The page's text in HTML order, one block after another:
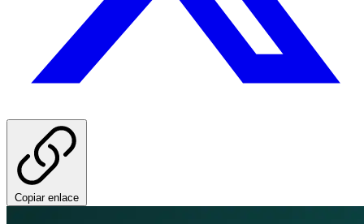
Copiar enlace